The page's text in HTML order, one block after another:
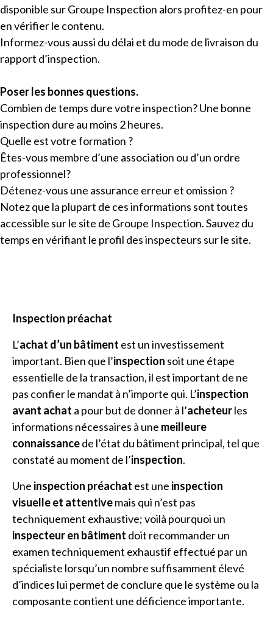
disponible sur Groupe Inspection alors profitez-en pour
en vérifier le contenu.
Informez-vous aussi du délai et du mode de livraison du
rapport d’inspection.
Poser les bonnes questions.
Combien de temps dure votre inspection? Une bonne
inspection dure au moins 2 heures.
Quelle est votre formation ?
Êtes-vous membre d’une association ou d’un ordre
professionnel?
Détenez-vous une assurance erreur et omission ?
Notez que la plupart de ces informations sont toutes
accessible sur le site de Groupe Inspection. Sauvez du
temps en vérifiant le profil des inspecteurs sur le site.
Inspection préachat
L’achat d’un bâtiment est un investissement
important. Bien que l’inspection soit une étape
essentielle de la transaction, il est important de ne
pas confier le mandat à n’importe qui. L’inspection
avant achat a pour but de donner à l’acheteurles
informations nécessaires à une meilleure
connaissancede l’état du bâtiment principal, tel que
constaté au moment de l’inspection.
Une inspection préachat est une inspection
visuelle et attentivemais qui n’est pas
techniquement exhaustive; voilà pourquoi un
inspecteur en bâtiment doit recommander un
examen techniquement exhaustif effectué par un
spécialiste lorsqu’un nombre suffisamment élevé
d’indices lui permet de conclure que le système ou la
composante contient une déficience importante.